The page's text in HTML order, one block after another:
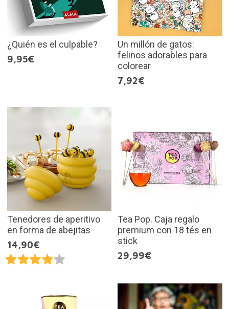
¿Quién es el culpable?
9,95€
Un millón de gatos:
felinos adorables para
colorear
7,92€
Tenedores de aperitivo
en forma de abejitas
14,90€
Tea Pop. Caja regalo
premium con 18 tés en
stick
29,99€